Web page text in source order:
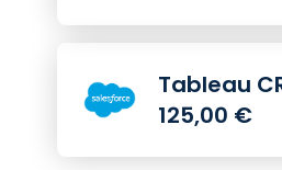
Tableau
125,00 €